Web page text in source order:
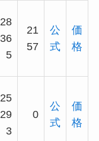
28
36
5
21
57
公
式
価
格
25
29
3
0
公
式
価
格